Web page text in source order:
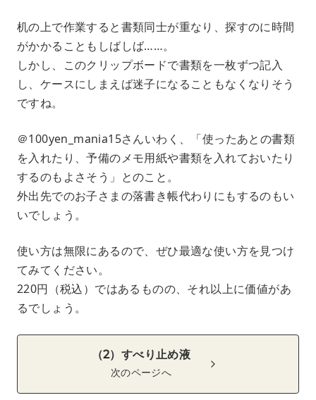
机の上で作業すると書類同士が重なり、探すのに時間
がかかることもしばしば……。
しかし、このクリップボードで書類を一枚ずつ記入
し、ケースにしまえば迷子になることもなくなりそう
ですね。
＠100yen_mania15さんいわく、「使ったあとの書類
を入れたり、予備のメモ用紙や書類を入れておいたり
するのもよさそう」とのこと。
外出先でのお子さまの落書き帳代わりにもするのもい
いでしょう。
使い方は無限にあるので、ぜひ最適な使い方を見つけ
てみてください。
220円（税込）ではあるものの、それ以上に価値があ
るでしょう。
（2）すべり止め液
次のページへ